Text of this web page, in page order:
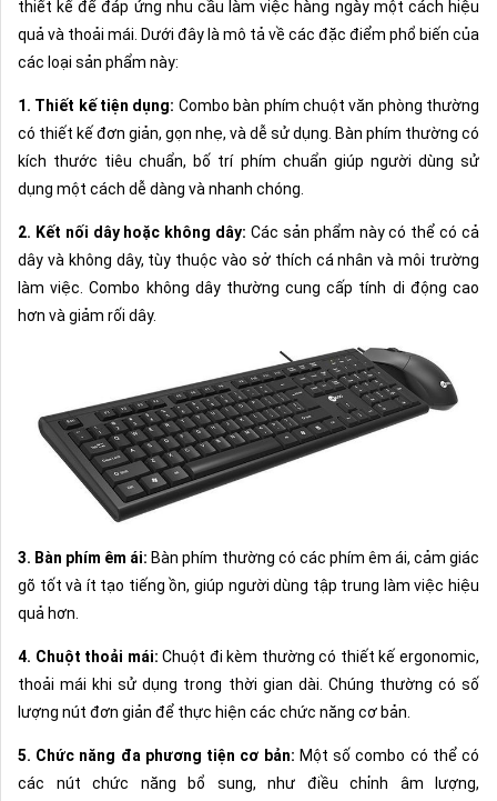
thiết kế để đáp ứng nhu cầu làm việc hàng ngày một cách hiệu
quả và thoải mái. Dưới đây là mô tả về các đặc điểm phổ biến của
các loại sản phẩm này:
1. Thiết kế tiện dụng: Combo bàn phím chuột văn phòng thường
có thiết kế đơn giản, gọn nhẹ, và dễ sử dụng. Bàn phím thường có
kích thước tiêu chuẩn, bố trí phím chuẩn giúp người dùng sử
dụng một cách dễ dàng và nhanh chóng.
2. Kết nối dây hoặc không dây: Các sản phẩm này có thể có cả
dây và không dây, tùy thuộc vào sở thích cá nhân và môi trường
làm việc. Combo không dây thường cung cấp tính di động cao
hơn và giảm rối dây.
3. Bàn phím êm ái: Bàn phím thường có các phím êm ái, cảm giác
gõ tốt và ít tạo tiếng ồn, giúp người dùng tập trung làm việc hiệu
quả hơn.
4. Chuột thoải mái: Chuột đi kèm thường có thiết kế ergonomic,
thoải mái khi sử dụng trong thời gian dài. Chúng thường có số
lượng nút đơn giản để thực hiện các chức năng cơ bản.
5. Chức năng đa phương tiện cơ bản: Một số combo có thể có
các nút chức năng bổ sung, như điều chỉnh âm lượng,